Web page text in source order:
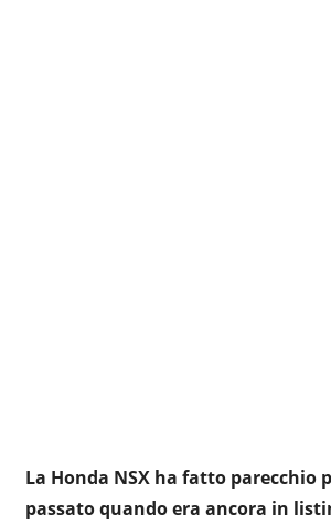
La Honda NSX ha fatto parecchio
passato quando era ancora in